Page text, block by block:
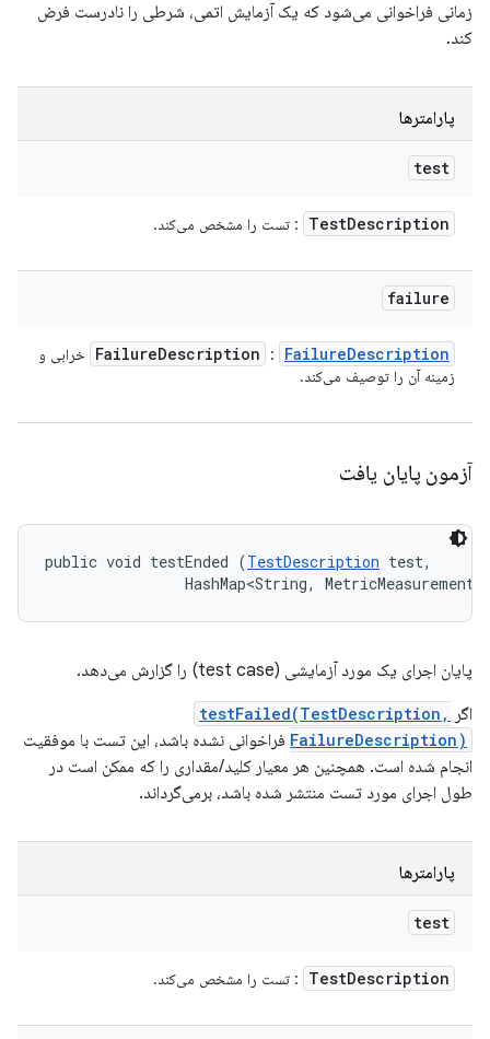
زمانی فراخوانی می‌شود که یک آزمایش اتمی، شرطی را نادرست فرض
کند.
پارامترها
test
TestDescription : تست را مشخص می‌کند.
failure
FailureDescription : FailureDescription
خرابی و
زمینه آن را توصیف می‌کند.
آزمون پایان یافت
public void testEnded (TestDescription test,
HashMap<String,
پایان اجرای یک مورد آزمایشی (test case) را گزارش می‌دهد.
اگر testFailed(TestDescription,
FailureDescription) فراخوانی نشده باشد، این تست با موفقیت
انجام شده است. همچنین هر معیار کلید/مقداری را که ممکن است در
طول اجرای مورد تست منتشر شده باشد، برمی‌گرداند.
پارامترها
test
TestDescription : تست را مشخص می‌کند.